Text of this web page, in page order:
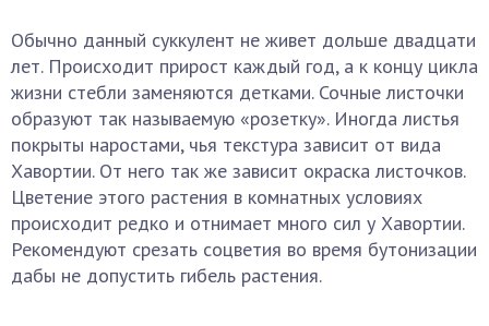
Обычно данный суккулент не живет дольше двадцати
лет. Происходит прирост каждый год, а к концу цикла
жизни стебли заменяются детками. Сочные листочки
образуют так называемую «розетку». Иногда листья
покрыты наростами, чья текстура зависит от вида
Хавортии. От него так же зависит окраска листочков.
Цветение этого растения в комнатных условиях
происходит редко и отнимает много сил у Хавортии.
Рекомендуют срезать соцветия во время бутонизации
дабы не допустить гибель растения.